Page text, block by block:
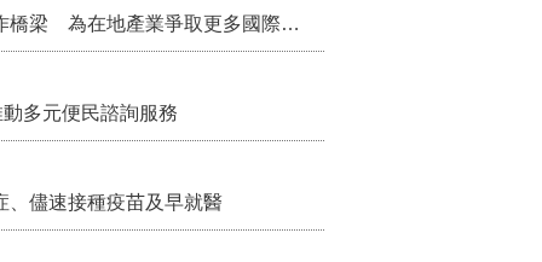
把握國際交流契機 苗栗縣政府搭建海外合作橋梁 為在地產業爭取更多國際市場機會
多元便民諮詢服務
、儘速接種疫苗及早就醫